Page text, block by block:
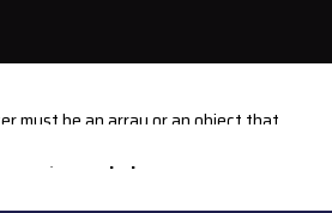
must be an array or an object that
index.php